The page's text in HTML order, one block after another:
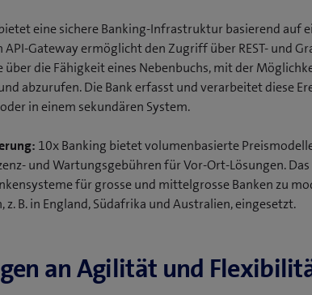
eine sichere Banking-Infrastruktur basierend auf
Gateway ermöglicht den Zugriff über REST- und
die Fähigkeit eines Nebenbuchs, mit der
abzurufen. Die Bank erfasst und verarbeitet diese
in einem sekundären System.
10x Banking bietet volumenbasierte
und Wartungsgebühren für Vor-Ort-Lösungen. Das
für grosse und mittelgrosse Banken zu
B. in England, Südafrika und Australien, eingesetzt.
an Agilität und